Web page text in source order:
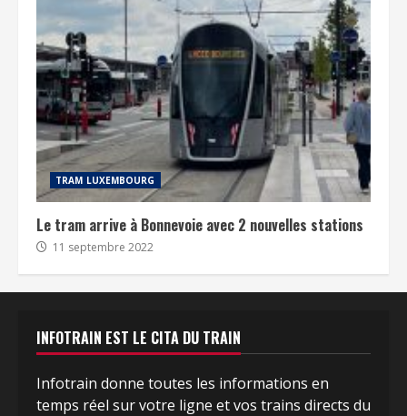
TRAM LUXEMBOURG
Le tram arrive à Bonnevoie avec 2 nouvelles stations
11 septembre 2022
INFOTRAIN EST LE CITA DU TRAIN
Infotrain donne toutes les informations en
temps réel sur votre ligne et vos trains directs du